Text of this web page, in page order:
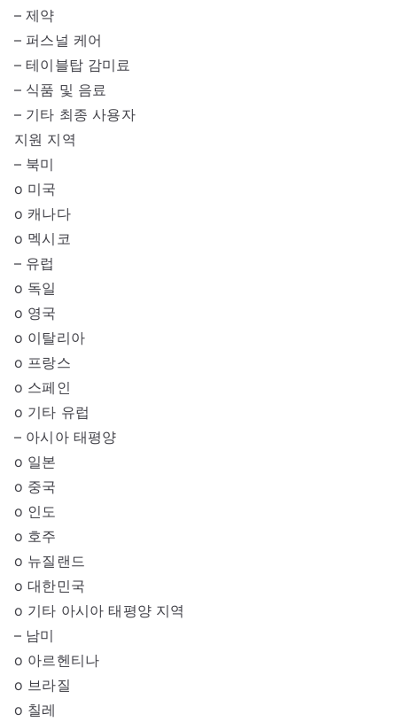
– 제약
– 퍼스널 케어
– 테이블탑 감미료
– 식품 및 음료
– 기타 최종 사용자
지원 지역
– 북미
o 미국
o 캐나다
o 멕시코
– 유럽
o 독일
o 영국
o 이탈리아
o 프랑스
o 스페인
o 기타 유럽
– 아시아 태평양
o 일본
o 중국
o 인도
o 호주
o 뉴질랜드
o 대한민국
o 기타 아시아 태평양 지역
– 남미
o 아르헨티나
o 브라질
o 칠레